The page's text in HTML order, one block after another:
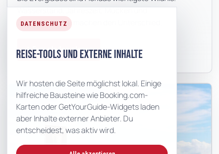
Wasserstand, Jahreszeit, Mücken und
Zugangspunkte machen den Unterschied.
Everglades planen
DATENSCHUTZ
Reise-Tools und externe Inhalte
Wir hosten die Seite möglichst lokal. Einige
hilfreiche Bausteine wie Booking.com-
Karten oder GetYourGuide-Widgets laden
aber Inhalte externer Anbieter. Du
entscheidest, was aktiv wird.